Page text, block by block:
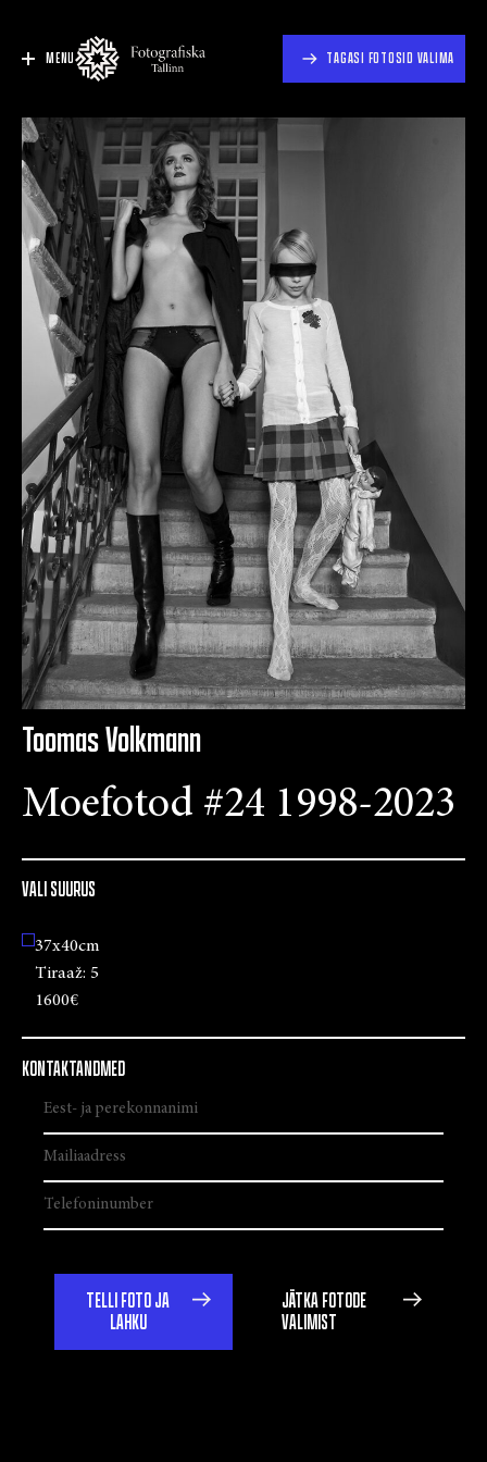
MENU TAGASI FOTOSID VALIMA
Toomas Volkmann
Moefotod #24 1998-2023
VALI SUURUS
37x40cm
Tiraaž: 5
1600€
KONTAKTANDMED
TELLI FOTO JA
LAHKU
JÄTKA FOTODE
VALIMIST